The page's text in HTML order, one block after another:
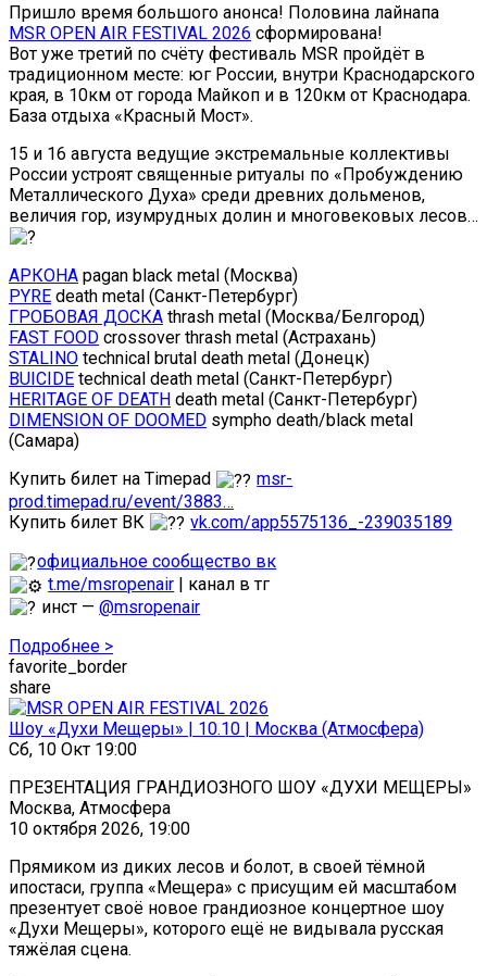
Пришло время большого анонса! Половина лайнапа
MSR OPEN AIR FESTIVAL 2026 сформирована!
Вот уже третий по счёту фестиваль MSR пройдёт в
традиционном месте: юг России, внутри Краснодарского
края, в 10км от города Майкоп и в 120км от Краснодара.
База отдыха «Красный Мост».
15 и 16 августа ведущие экстремальные коллективы
России устроят священные ритуалы по «Пробуждению
Металлического Духа» среди древних дольменов,
величия гор, изумрудных долин и многовековых лесов…
АРКОНА pagan black metal (Москва)
PYRE death metal (Санкт-Петербург)
ГРОБОВАЯ ДОСКА thrash metal (Москва/Белгород)
FAST FOOD crossover thrash metal (Астрахань)
STALINO technical brutal death metal (Донецк)
BUICIDE technical death metal (Санкт-Петербург)
HERITAGE OF DEATH death metal (Санкт-Петербург)
DIMENSION OF DOOMED sympho death/black metal
(Самара)
Купить билет на Timepad
msr-
prod.timepad.ru/event/3883…
Купить билет ВК
vk.com/app5575136_-239035189
официальное сообщество вк
t.me/msropenair | канал в тг
инст —@msropenair
Подробнее >
favorite_border
share
Шоу «Духи Мещеры» | 10.10 | Москва (Атмосфера)
Сб, 10 Окт 19:00
ПРЕЗЕНТАЦИЯ ГРАНДИОЗНОГО ШОУ «ДУХИ МЕЩЕРЫ»
Москва, Атмосфера
10 октября 2026, 19:00
Прямиком из диких лесов и болот, в своей тёмной
ипостаси, группа «Мещера» с присущим ей масштабом
презентует своё новое грандиозное концертное шоу
«Духи Мещеры», которого ещё не видывала русская
тяжёлая сцена.